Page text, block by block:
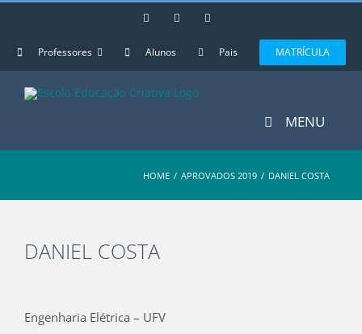
Skip
InstagramFacebook
Professores Alunos Pais MATRÍCULA
MENU
HOME / APROVADOS 2019 / DANIEL COSTA
DANIEL COSTA
Image
Engenharia Elétrica – UFV